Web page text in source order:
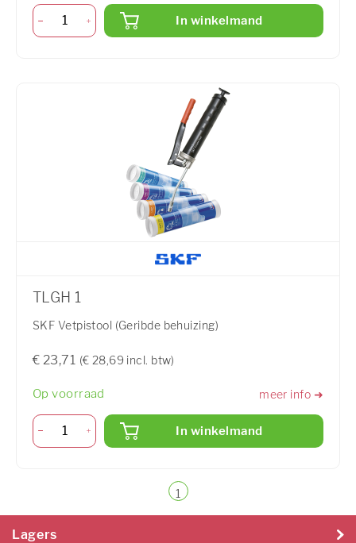
In winkelmand
TLGH 1
SKF Vetpistool (Geribde behuizing)
€ 23,71 (€ 28,69 incl. btw)
Op voorraad meer info ➜
In winkelmand
1
Lagers